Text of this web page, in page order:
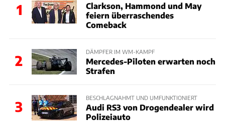
1
Clarkson, Hammond und May
feiern überraschendes
Comeback
2
DÄMPFER IM WM-KAMPF
Mercedes-Piloten erwarten noch
Strafen
3
BESCHLAGNAHMT UND UMFUNKTIONIERT
Audi RS3 von Drogendealer wird
Polizeiauto